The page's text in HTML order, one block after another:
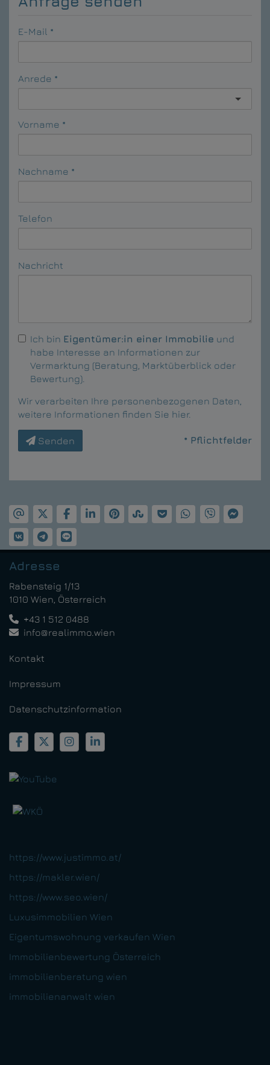
E-Mail
Anrede
Vorname
Nachname
Telefon
Nachricht
Ich bin Eigentümer:in einer Immobilie und
habe Interesse an Informationen zur
Vermarktung (Beratung, Marktüberblick oder
Bewertung).
Wir verarbeiten Ihre personenbezogenen Daten,
weitere Informationen finden Sie hier.
Senden * Pflichtfelder
Adresse
Rabensteig 1/13
1010 Wien, Österreich
+43 1 512 0488
info@realimmo.wien
Kontakt
Impressum
Datenschutzinformation
https://www.justimmo.at/
https://makler.wien/
https://www.seo.wien/
Luxusimmobilien Wien
Eigentumswohnung verkaufen Wien
Immobilienbewertung Österreich
immobilienberatung wien
immobilienanwalt wien